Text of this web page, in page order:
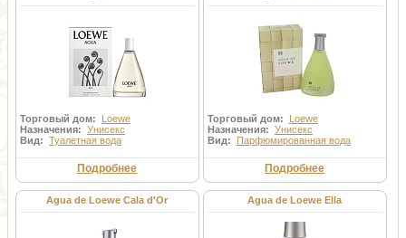
Торговый дом: Loewe
Назначения: Унисекс
Вид: Туалетная вода
Подробнее
Торговый дом: Loewe
Назначения: Унисекс
Вид: Парфюмированная вода
Подробнее
Agua de Loewe Cala d'Or Agua de Loewe Ella